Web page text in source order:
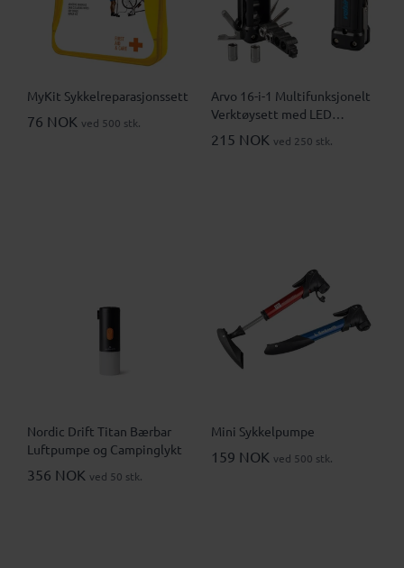
MyKit Sykkelreparasjonssett
76 NOK ved 500 stk.
Arvo 16-i-1 Multifunksjonelt
Verktøysett med LED
Lommelykt
215 NOK ved 250 stk.
Nordic Drift Titan Bærbar
Luftpumpe og Campinglykt
356 NOK ved 50 stk.
Mini Sykkelpumpe
159 NOK ved 500 stk.